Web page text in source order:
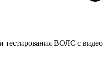
тестирования ВОЛС с видео